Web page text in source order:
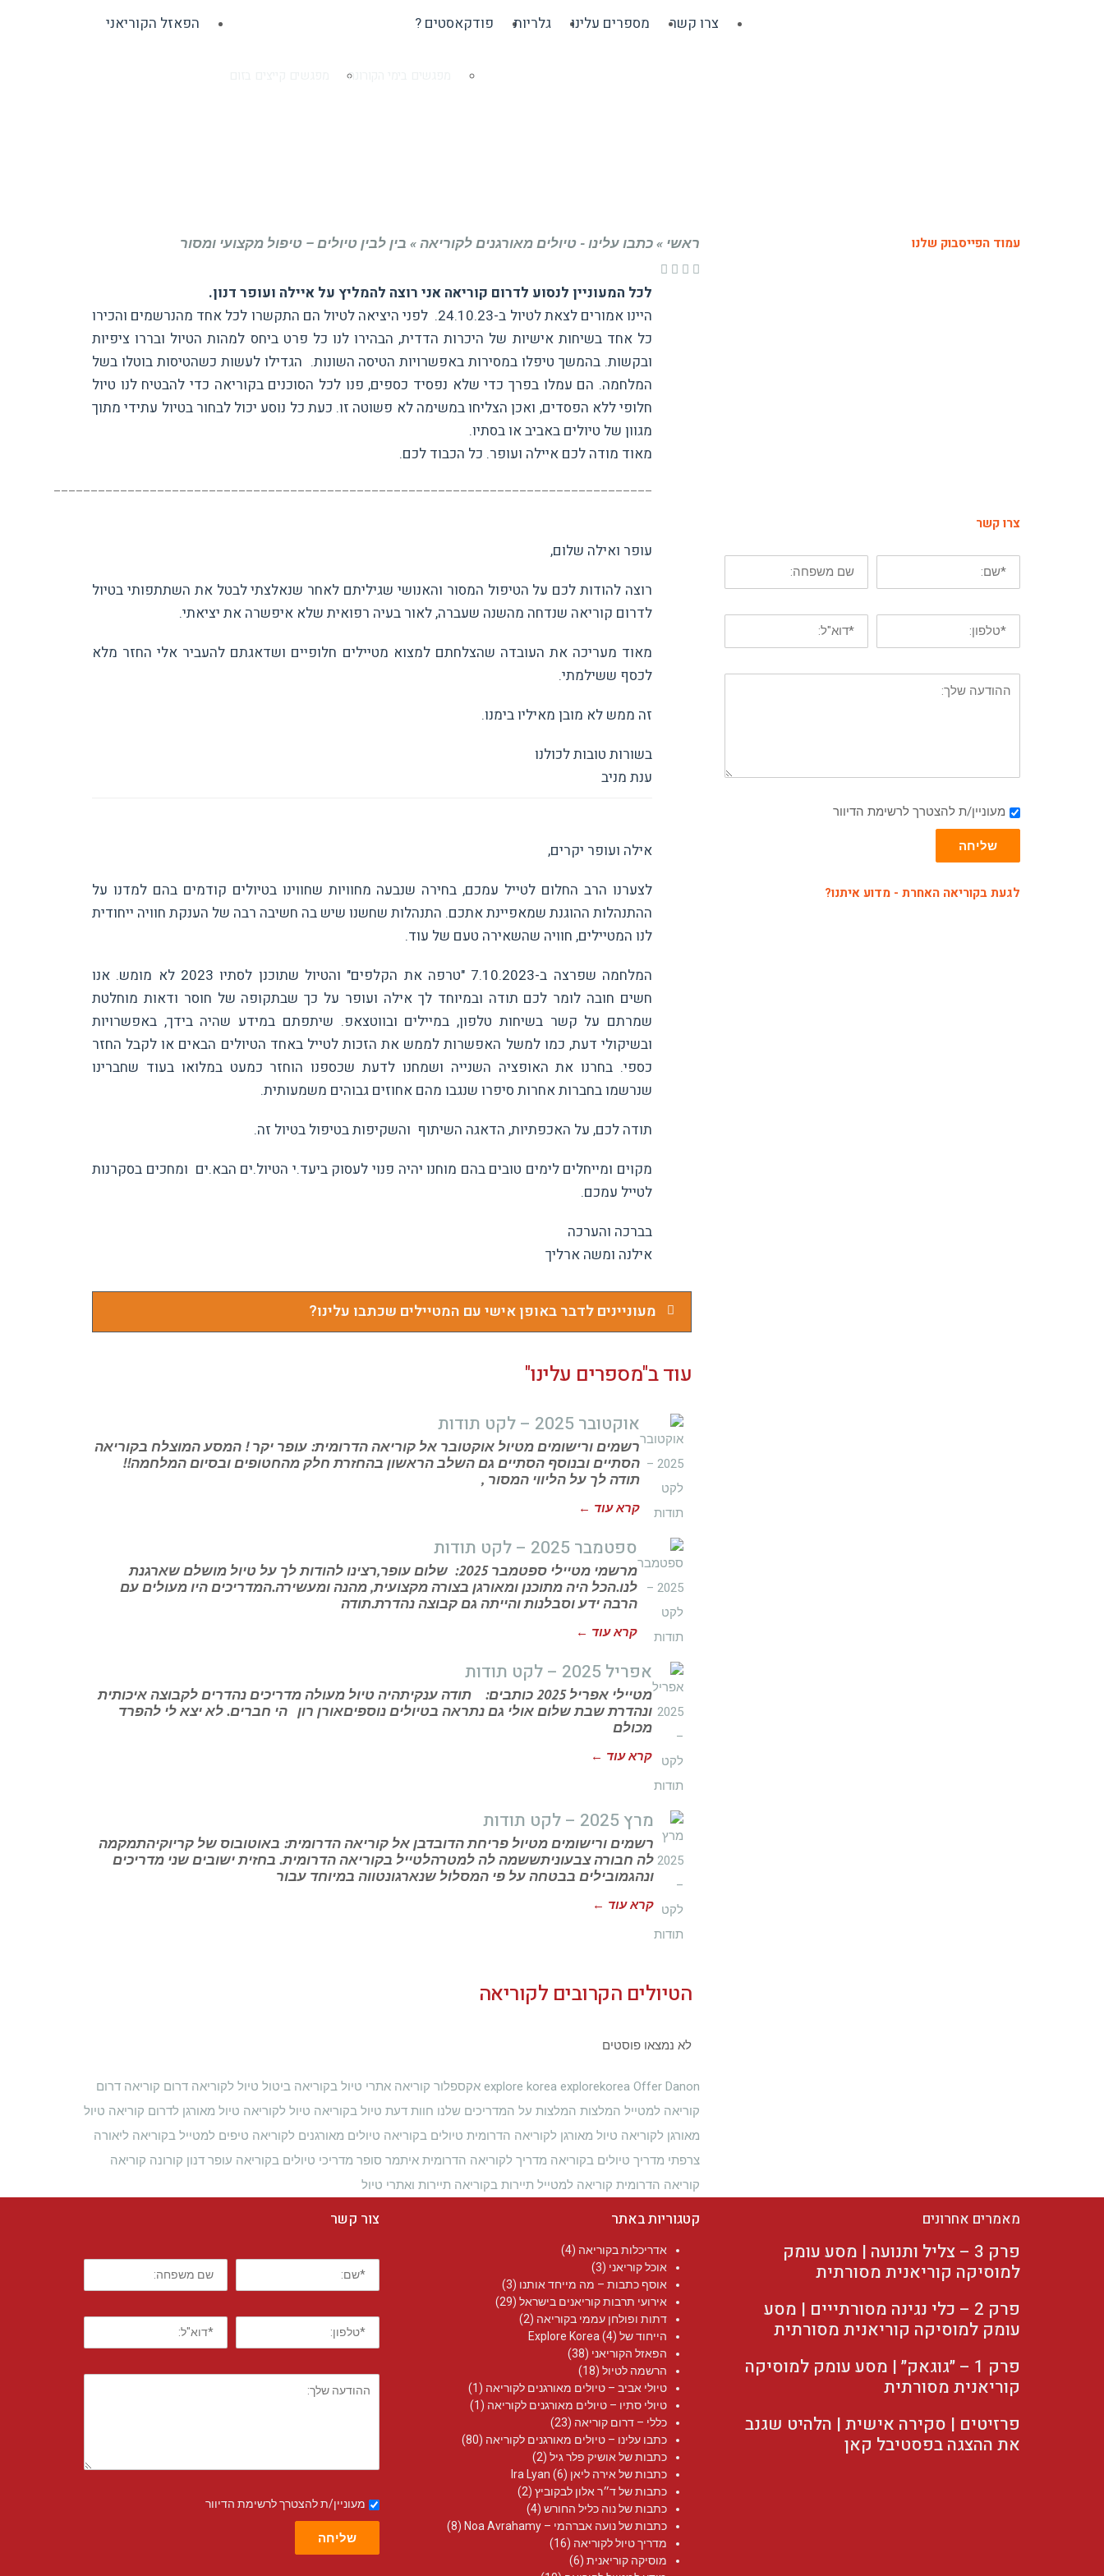
הפאזל הקוריאני פודקאסטים ?
מפגשים בימי הקורונה
גלריות מספרים עלינו צרו קשר
ראשי » כתבו עלינו - טיולים מאורגנים לקוריאה » בין לבין טיולים – טיפול מקצועי ומסור
לכל המעוניין לנסוע לדרום קוריאה אני רוצה להמליץ על איילה ועופר דנון.
היינו אמורים לצאת לטיול ב-24.10.23. לפני היציאה לטיול הם התקשרו לכל אחד מהנרשמים והכירו
כל אחד בשיחות אישיות של היכרות הדדית, הבהירו לנו כל פרט ביחס למהות הטיול ובררו ציפיות
ובקשות. בהמשך טיפלו במסירות באפשרויות הטיסה השונות. הגדילו לעשות כשהטיסות בוטלו בשל
המלחמה. הם עמלו בפרך כדי שלא נפסיד כספים, פנו לכל הסוכנים בקוריאה כדי להבטיח לנו טיול
חלופי ללא הפסדים, ואכן הצליחו במשימה לא פשוטה זו. כעת כל נוסע יכול לבחור בטיול עתידי מתוך
מגוון של טיולים באביב או בסתיו.
מאוד מודה לכם איילה ועופר. כל הכבוד לכם.
עופר ואילה שלום,
רוצה להודות לכם על הטיפול המסור והאנושי שגיליתם לאחר שנאלצתי לבטל את השתתפותי בטיול
לדרום קוריאה שנדחה מהשנה שעברה, לאור בעיה רפואית שלא איפשרה את יציאתי.
מאוד מעריכה את העובדה שהצלחתם למצוא מטיילים חלופיים ושדאגתם להעביר אלי החזר מלא
לכסף ששילמתי.
זה ממש לא מובן מאיליו בימנו.
בשורות טובות לכולנו
ענת מניב
אילה ועופר יקרים,
לצערנו הרב החלום לטייל עמכם, בחירה שנבעה מחוויות שחווינו בטיולים קודמים בהם למדנו על
ההתנהלות ההוגנת שמאפיינת אתכם. התנהלות שחשנו שיש בה חשיבה רבה של הענקת חוויה ייחודית
לנו המטיילים, חוויה שהשאירה טעם של עוד.
המלחמה שפרצה ב-7.10.2023 "טרפה את הקלפים" והטיול שתוכנן לסתיו 2023 לא מומש. אנו
חשים חובה לומר לכם תודה ובמיוחד לך אילה ועופר על כך שבתקופה של חוסר ודאות מוחלטת
שמרתם על קשר בשיחות טלפון, במיילים ובווטצאפ. שיתפתם במידע שהיה בידך, באפשרויות
ובשיקולי דעת, כמו למשל האפשרות לממש את הזכות לטייל באחד הטיולים הבאים או לקבל החזר
כספי. בחרנו את האופציה השנייה ושמחנו לדעת שכספנו הוחזר כמעט במלואו בעוד שחברינו
שנרשמו בחברות אחרות סיפרו שנגבו מהם אחוזים גבוהים משמעותית.
תודה לכם, על האכפתיות, הדאגה השיתוף והשקיפות בטיפול בטיול זה.
מקוים ומייחלים לימים טובים בהם מוחנו יהיה פנוי לעסוק ביעד.י הטיול.ים הבא.ים ומחכים בסקרנות
לטייל עמכם.
בברכה והערכה
אילנה ומשה ארליך
מעוניינים לדבר באופן אישי עם המטיילים שכתבו עלינו?
עוד ב"מספרים עלינו"
אוקטובר 2025 – לקט תודות
רשמים ורישומים מטיול אוקטובר אל קוריאה הדרומית: עופר יקר ! המסע המוצלח בקוריאה
הסתיים ובנוסף הסתיים גם השלב הראשון בהחזרת חלק מהחטופים ובסיום המלחמה!!
תודה לך על הליווי המסור ,
קרא עוד ←
ספטמבר 2025 – לקט תודות
מרשמי מטיילי ספטמבר 2025: שלום עופר,רצינו להודות לך על טיול מושלם שארגנת
לנו.הכל היה מתוכנן ומאורגן בצורה מקצועית, מהנה ומעשירה.המדריכים היו מעולים עם
הרבה ידע וסבלנות והייתה גם קבוצה נהדרת.תודה
קרא עוד ←
אפריל 2025 – לקט תודות
מטיילי אפריל 2025 כותבים: תודה ענקיתהיה טיול מעולה מדריכים נהדרים לקבוצה איכותית
ונהדרת שבת שלום אולי גם נתראה בטיולים נוספיםאורן רון הי חברים. לא יצא לי להפרד
מכולם
קרא עוד ←
מרץ 2025 – לקט תודות
רשמים ורישומים מטיול פריחת הדובדבן אל קוריאה הדרומית: באוטובוס של קריוקיהתמקמה
לה חבורה צבעוניתששמה לה למטרהלטייל בקוריאה הדרומית. בחזית ישובים שני מדריכים
ונהגמובילים בבטחה על פי המסלול שנארגונטווה במיוחד עבור
קרא עוד ←
הטיולים הקרובים לקוריאה
לא נמצאו פוסטים
explore korea explorekorea Offer Danon אקספלור קוריאה אתרי טיול בקוריאה ביטול טיול לקוריאה דרום קוריאה דרום
קוריאה למטייל המלצות המלצות על המדריכים שלנו חוות דעת טיול בקוריאה טיול לקוריאה טיול מאורגן לדרום קוריאה טיול
מאורגן לקוריאה טיול מאורגן לקוריאה הדרומית טיולים בקוריאה טיולים מאורגנים לקוריאה טיפים למטייל בקוריאה ליאורה
צרפתי מדריך טיולים בקוריאה מדריך לקוריאה הדרומית איתמר סופר מדריכי טיולים בקוריאה עופר דנון קורונה קוריאה
קוריאה הדרומית קוריאה למטייל תיירות בקוריאה תיירות ואתרי טיול
עמוד הפייסבוק שלנו
צרו קשר
מעוניין/ת להצטרך לרשימת הדיוור
שליחה
לגעת בקוריאה האחרת - מדוע איתנו?
צור קשר
מעוניין/ת להצטרך לרשימת הדיוור
שליחה
קטגוריות באתר
אדריכלות בקוריאה (4)
אוכל קוריאני (3)
אוסף כתבות – מה מייחד אותנו (3)
אירועי תרבות קוריאנים בישראל (29)
דתות ופולחן עממי בקוריאה (2)
הייחוד של Explore Korea (4)
הפאזל הקוריאני (38)
הרשמה לטיול (18)
טיולי אביב – טיולים מאורגנים לקוריאה (1)
טיולי סתיו – טיולים מאורגנים לקוריאה (1)
כללי – דרום קוריאה (23)
כתבו עלינו – טיולים מאורגנים לקוריאה (80)
כתבות של אושיק פלר גיל (2)
כתבות של אירה ליאן Ira Lyan (6)
כתבות של ד״ר אלון לבקוביץ (2)
כתבות של נוה כליל החורש (4)
כתבות של נועה אברהמי – Noa Avrahamy‏
(8)
מדריך טיול לקוריאה (16)
מוסיקה קוריאנית (6)
מאמרים אחרונים
פרק 3 – צליל ותנועה | מסע עומק
למוסיקה קוריאנית מסורתית
פרק 2 – כלי נגינה מסורתייים | מסע
עומק למוסיקה קוריאנית מסורתית
פרק 1 – ״גוגאק״ | מסע עומק למוסיקה
קוריאנית מסורתית
פרזיטים | סקירה אישית | הלהיט שגנב
את ההצגה בפסטיבל קאן